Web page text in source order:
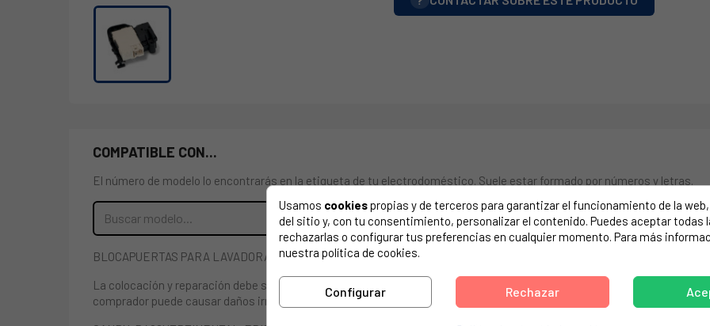
COMPATIBLE CON...
El número de modelo lo encontrarás en la etiqueta de tu electrodoméstico. Suele estar formado por números y letras.
BLOCAPUERTAS PARA LAVADORA HAIER, TEKA, MIDEA
La colocación y reparación debe ser efectuada por un servicio técnico oficial del fabricante pues requiere de
comprador puede causar daños irreversibles. en caso contrario no tendrá garantía ni se admitirá su devolución
Usamos cookiespropias y de terceros para garantizar el funcionamiento de la
del sitio y, con tu consentimiento, personalizar el contenido. Puedes aceptar todas
rechazarlas o configurar tus preferencias en cualquier momento. Para más
nuestra política de cookies.
Configurar Rechazar